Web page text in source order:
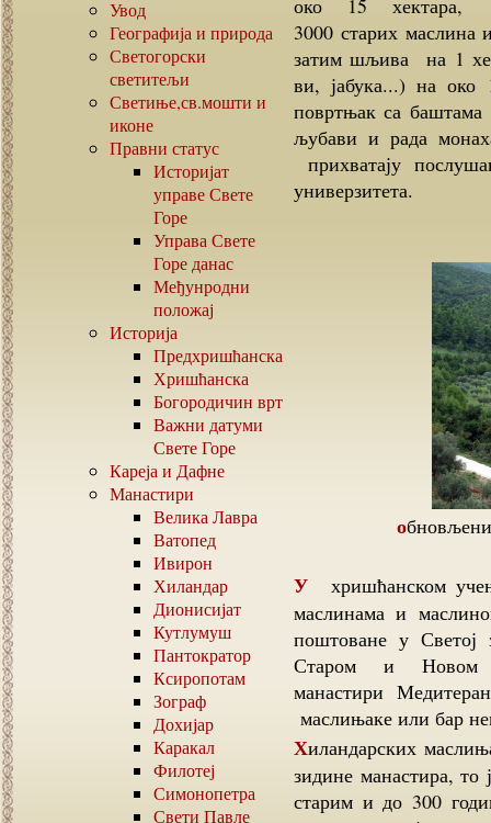
Увод
Географија и природа
Светогорски
светитељи
Светиње,св.мошти и
иконе
Правни статус
Историјат
управе Свете
Горе
Управа Свете
Горе данас
Међунродни
положај
Историја
Предхришћанска
Хришћанска
Богородичин врт
Важни датуми
Свете Горе
Кареја и Дафне
Манастири
Велика Лавра
Ватопед
Ивирон
Хиландар
Дионисијат
Кутлумуш
Пантократор
Ксиропотам
Зограф
Дохијар
Каракал
Филотеј
Симонопетра
Свети Павле
око 15
3000 старих
затим шљива на 1
ви, јабука...) на
повртњак са
љубави и рада
прихватају
универзитета.
У хришћанском учењу је дубоко укорењена традиција и исхрана
маслинама и
поштоване у
Старом и Новом
манастири
маслињаке или бар
Хиландарских маслињака има више и лоцирани су: уз саме источне
зидине манастира, то
старим и до 300